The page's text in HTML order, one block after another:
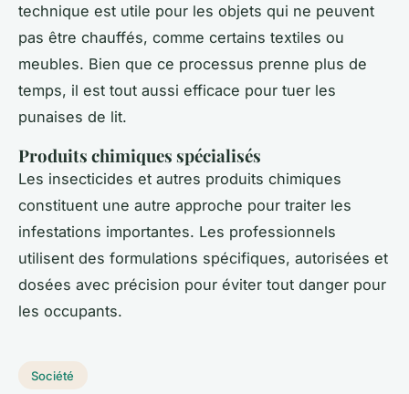
technique est utile pour les objets qui ne peuvent
pas être chauffés, comme certains textiles ou
meubles. Bien que ce processus prenne plus de
temps, il est tout aussi efficace pour tuer les
punaises de lit.
Produits chimiques spécialisés
Les insecticides et autres produits chimiques
constituent une autre approche pour traiter les
infestations importantes. Les professionnels
utilisent des formulations spécifiques, autorisées et
dosées avec précision pour éviter tout danger pour
les occupants.
Société